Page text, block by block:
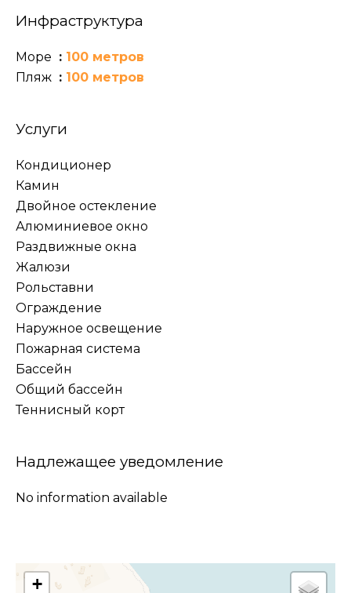
Инфраструктура
Море
100 метров
Пляж
100 метров
Услуги
Кондиционер
Камин
Двойное остекление
Алюминиевое окно
Раздвижные окна
Жалюзи
Рольставни
Ограждение
Наружное освещение
Пожарная система
Бассейн
Общий бассейн
Теннисный корт
Надлежащее уведомление
No information available
+